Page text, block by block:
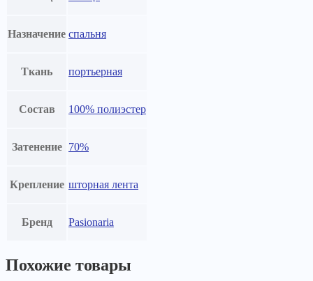
Назначение спальня
Ткань портьерная
Состав 100% полиэстер
Затенение 70%
Крепление шторная лента
Бренд Pasionaria
Похожие товары